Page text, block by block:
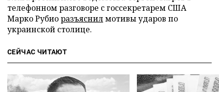
телефонном разговоре с госсекретарем США
Марко Рубиоразъяснилмотивы ударов по
украинской столице.
СЕЙЧАС ЧИТАЮТ